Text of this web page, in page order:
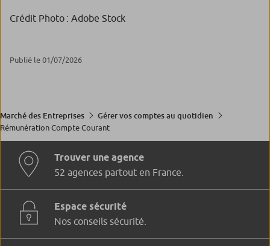
Crédit Photo : Adobe Stock
Publié le 01/07/2026
Marché des Entreprises
Gérer vos comptes au quotidien
Rémunération Compte Courant
Trouver une agence
52 agences partout en France.
Espace sécurité
Nos conseils sécurité.